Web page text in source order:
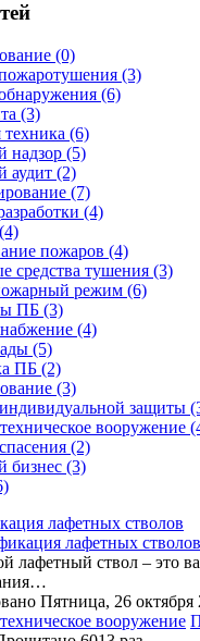
(0)
(3)
(6)
(3)
(6)
надзор (5)
аудит (2)
(7)
(4)
(4)
пожаров (4)
средства тушения (3)
режим (6)
ПБ (3)
(4)
(5)
ПБ (2)
(3)
защиты
вооружение
(2)
бизнес (3)
лафетных стволов
лафетный ствол – это
Пятница, 26 октября
вооружение